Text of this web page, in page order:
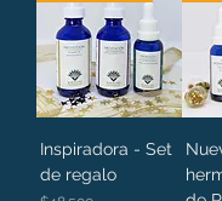
Inspiradora - Set
de regalo